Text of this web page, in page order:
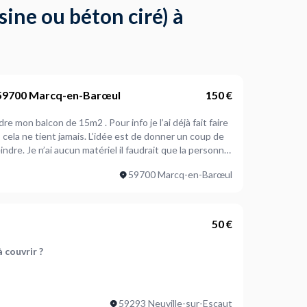
ou béton ciré) à
Marcq-en-Barœul 150 €
est de donner un coup de
Je n’ai aucun matériel il faudrait que la personne
59700 Marcq-en-Barœul
50 €
couvrir ?
59293 Neuville-sur-Escaut